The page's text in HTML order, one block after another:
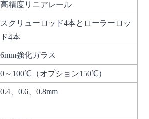
高精度リニアレール
スクリューロッド4本とローラーロッ
ド4本
6mm強化ガラス
0～100℃（オプション150℃）
0.4、0.6、0.8mm